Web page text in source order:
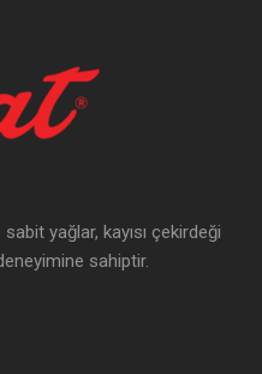
yağlar, kayısı çekirdeği
sahiptir.